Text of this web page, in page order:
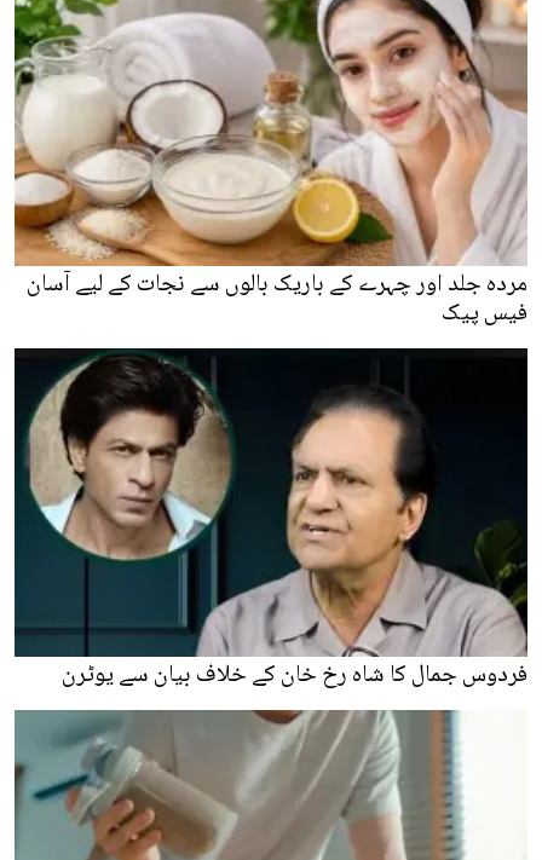
مردہ جلد اور چہرے کے باریک بالوں سے نجات کے لیے آسان
فیس پیک
فردوس جمال کا شاہ رخ خان کے خلاف بیان سے یوٹرن